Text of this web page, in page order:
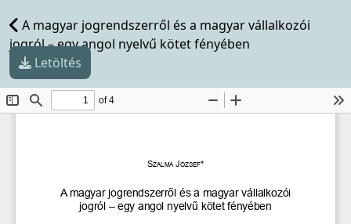
A magyar jogrendszerről és a magyar vállalkozói
jogról – egy angol nyelvű kötet fényében
Letöltés